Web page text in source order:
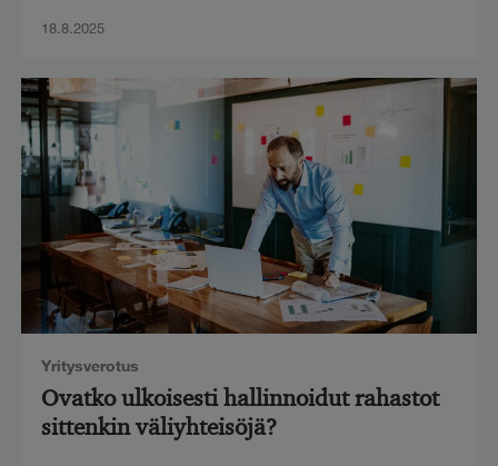
18.8.2025
Yritysverotus
Ovatko ulkoisesti hallinnoidut rahastot
sittenkin väliyhteisöjä?